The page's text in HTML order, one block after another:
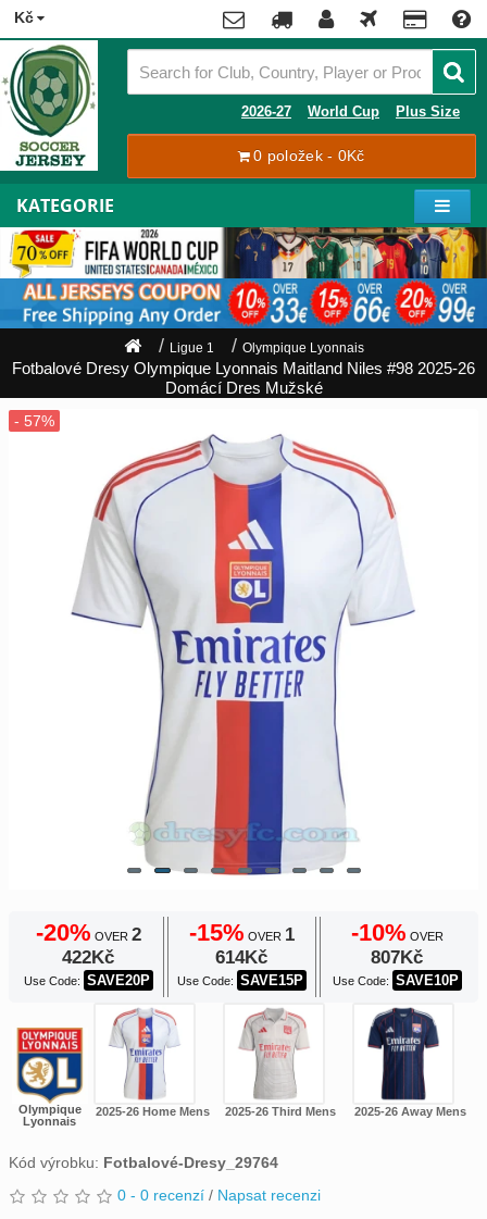
Kč
Contact
Tracking
Můj
účet
Zaregistrovat
se
Přihlásit
Objednat
2026-27 World Cup Plus Size
0 položek - 0Kč
x
KATEGORIE
Premier
League
La
Liga
Bundesliga
Serie
A
Ligue
1
Hráči
Mistrovství
Světa
CONMEBOL
Other
Ligue 1 Olympique Lyonnais
Fotbalové Dresy Olympique Lyonnais Maitland Niles #98 2025-26
Domácí Dres Mužské
-20% OVER 2
422Kč
Use Code: SAVE20P
-15% OVER 1
614Kč
Use Code: SAVE15P
-10% OVER
807Kč
Use Code: SAVE10P
Olympique
Lyonnais
2025-26 Home Mens 2025-26 Third Mens 2025-26 Away Mens
Kód výrobku: Fotbalové-Dresy_29764
0 - 0 recenzí / Napsat recenzi